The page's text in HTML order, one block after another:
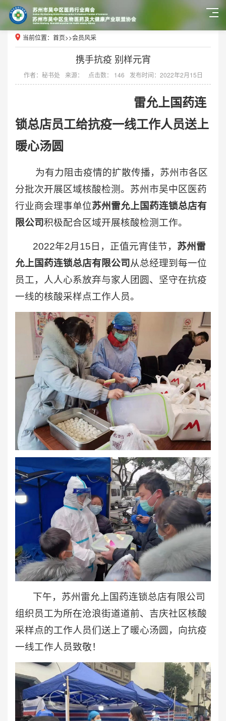
当前位置： 首页>>会员风采
携手抗疫 别样元宵
作者：秘书处 来源： 点击数： 146 发布时间：2022年2月15日
雷允上国药连
锁总店员工给抗疫一线工作人员送上
暖心汤圆
为有力阻击疫情的扩散传播，苏州市各区
分批次开展区域核酸检测。苏州市吴中区医药
行业商会理事单位苏州雷允上国药连锁总店有
限公司积极配合区域开展核酸检测工作。
2022年2月15日，正值元宵佳节， 苏州雷
允上国药连锁总店有限公司 从总经理到每一位
员工，人人心系放弃与家人团圆、坚守在抗疫
一线的核酸采样点工作人员。
下午，苏州雷允上国药连锁总店有限公司
组织员工为所在沧浪街道道前、吉庆社区核酸
采样点的工作人员们送上了暖心汤圆，向抗疫
一线工作人员致敬！